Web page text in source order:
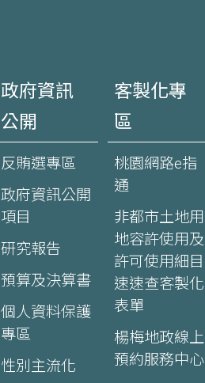
政府資訊
公開
反賄選專區
政府資訊公開
項目
研究報告
預算及決算書
個人資料保護
專區
性別主流化
客製化專
區
桃園網路e指
通
非都市土地用
地容許使用及
許可使用細目
速速查客製化
表單
楊梅地政線上
預約服務中心